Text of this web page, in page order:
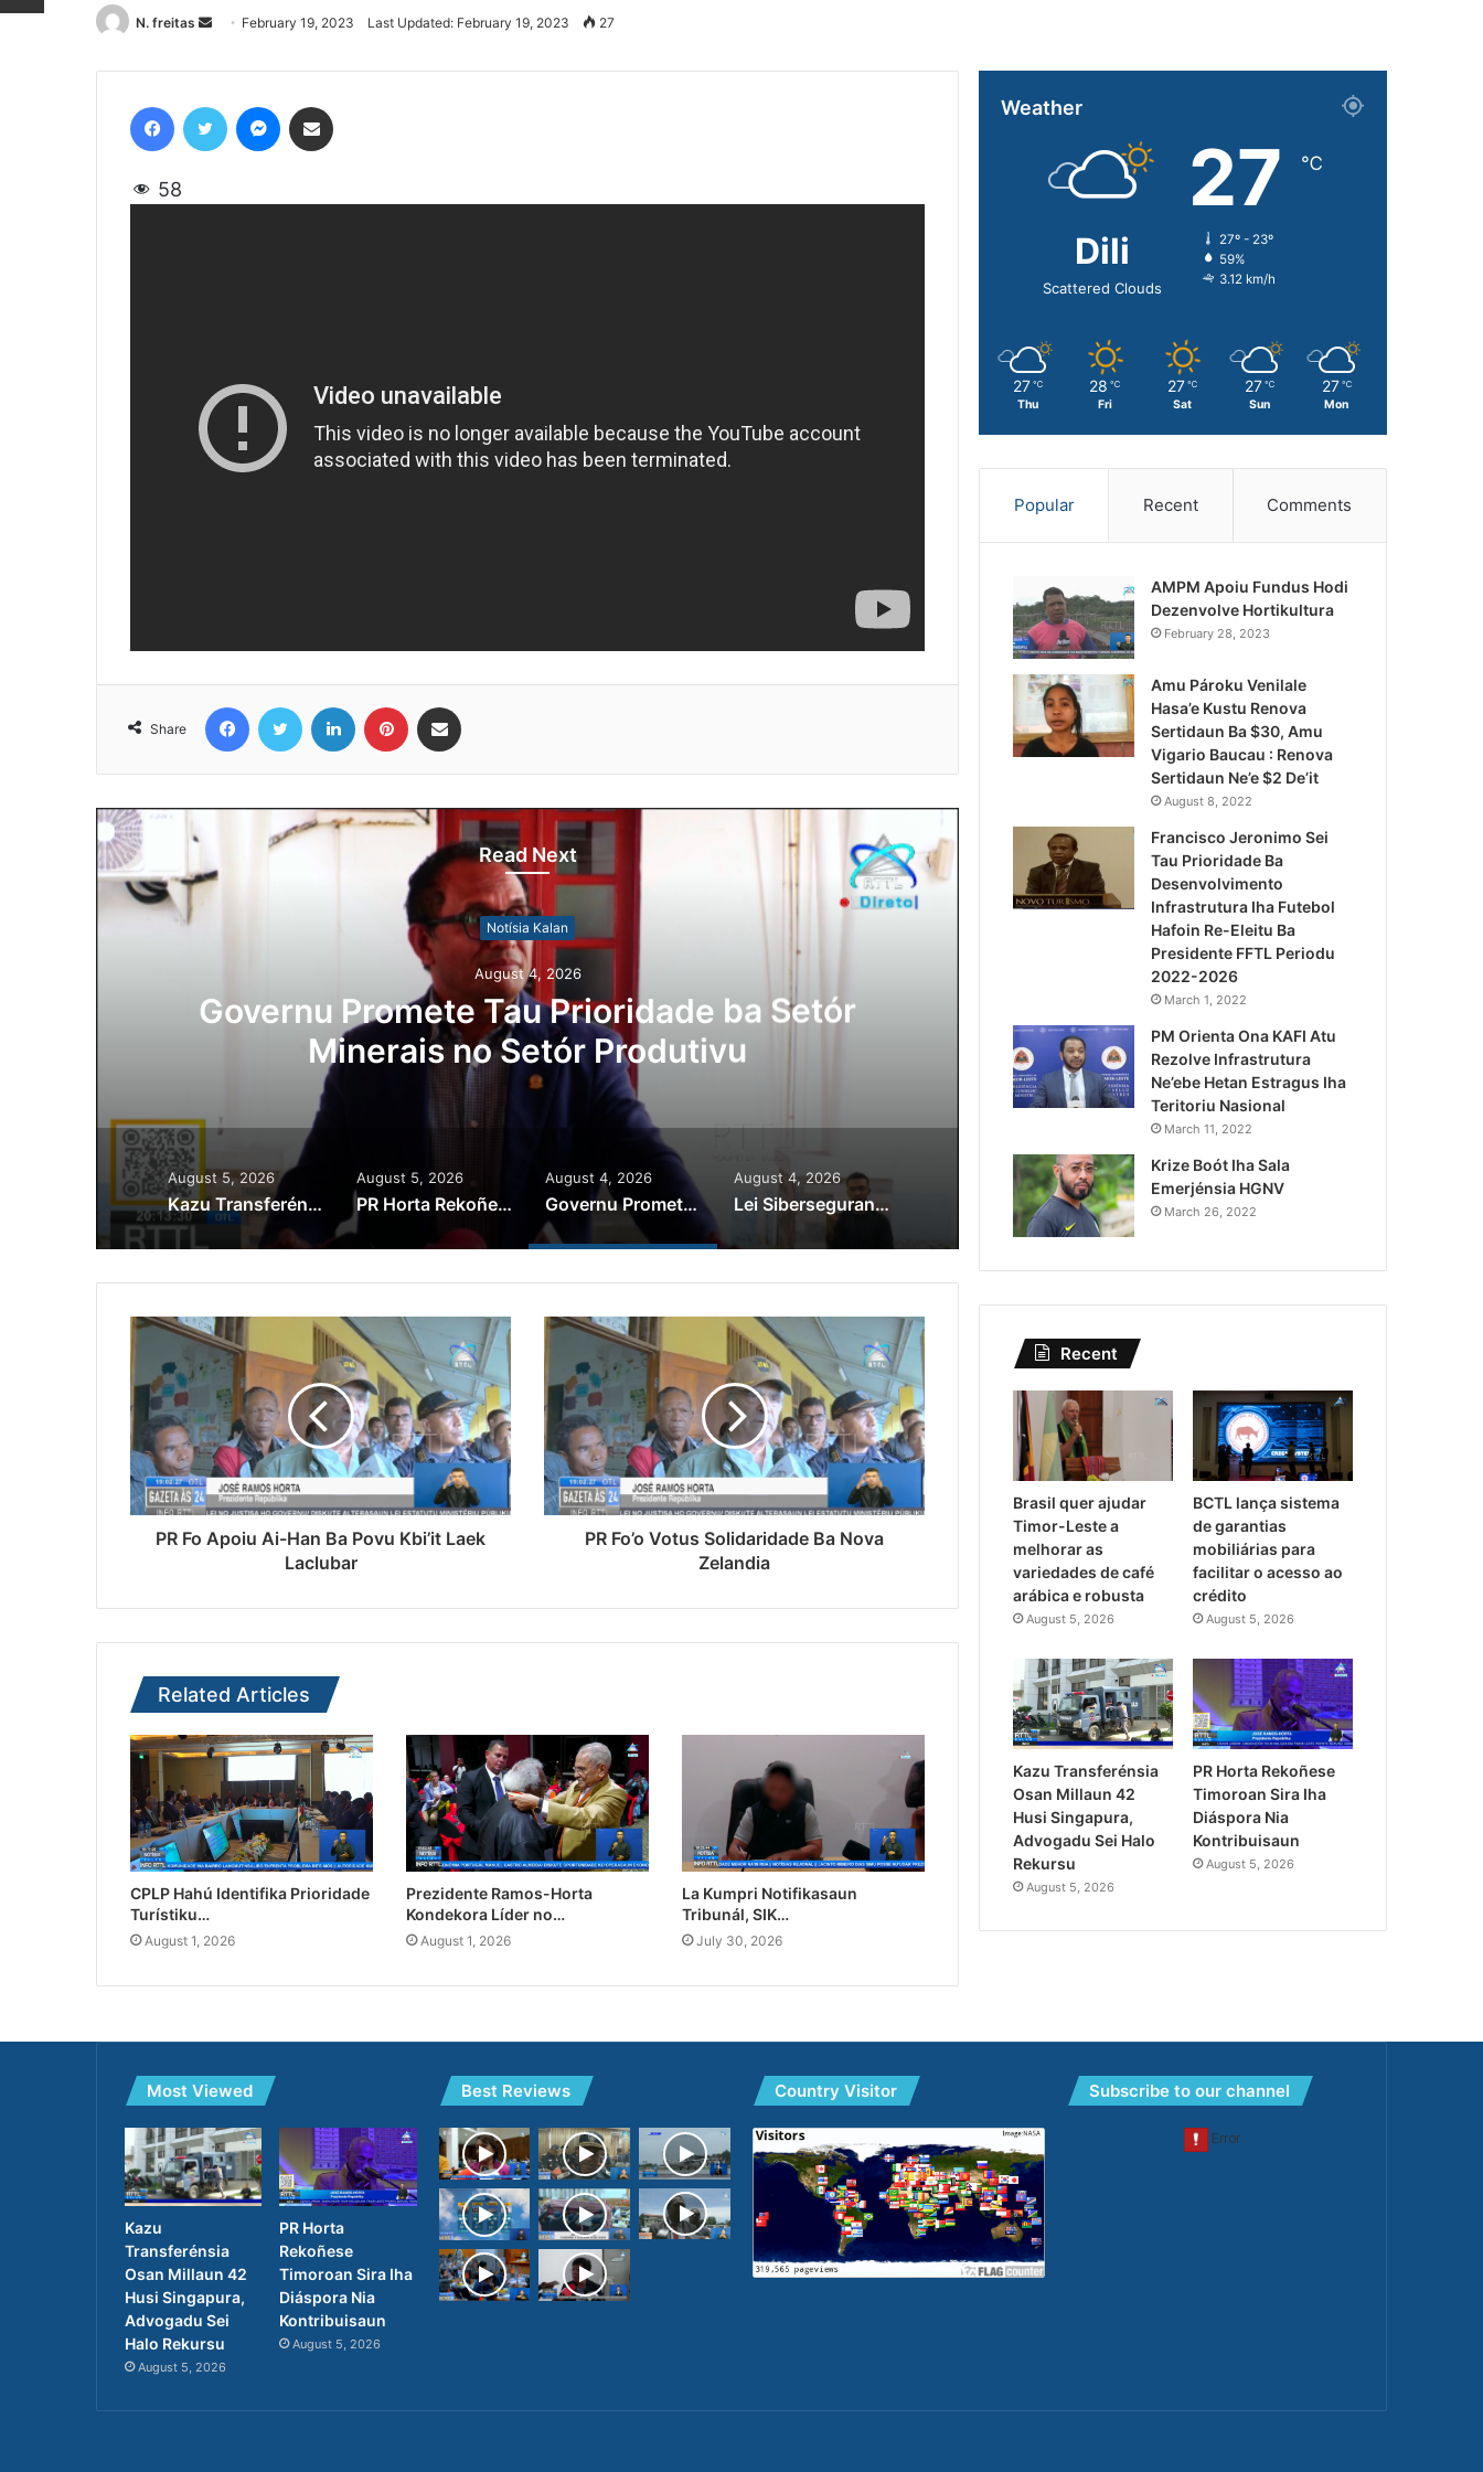
N. freitas
Send
email
February 19, 2023 Last Updated: February 19, 2023 27
58
Share
Read Next
Notísia Kalan
August 4, 2026
Governu Promete Tau Prioridade ba Setór
Minerais no Setór Produtivu
Lei Siberseguransa Ajuda
Kaptura Autór Kriminozu
Estranjeiru
August 5, 2026
Kazu Transferénsia Osan Millaun 42 Husi Singapura, Advogadu Sei Halo Rekursu
August 5, 2026
PR Horta Rekoñese Timoroan Sira Iha Diáspora Nia Kontribuisaun
August 4, 2026
Governu Promete Tau Prioridade ba Setór Minerais no Setór Produtivu
August 4, 2026
Lei Siberseguransa Ajuda Autoridade Polisiál Kaptura Autór Kriminozu ho Paradeiru Iha Estranjeiru
PR Fo Apoiu Ai-Han Ba Povu Kbi’it Laek
Laclubar
PR Fo’o Votus Solidaridade Ba Nova
Zelandia
Related Articles
CPLP Hahú Identifika Prioridade
Turístiku…
August 1, 2026
Prezidente Ramos-Horta
Kondekora Líder no…
August 1, 2026
La Kumpri Notifikasaun
Tribunál, SIK…
July 30, 2026
Weather
Dili
Scattered Clouds
27 ℃
27º - 23º
59%
3.12 km/h
27 ℃
Thu
28 ℃
Fri
27 ℃
Sat
27 ℃
Sun
27 ℃
Mon
Popular Recent Comments
AMPM Apoiu Fundus Hodi
Dezenvolve Hortikultura
February 28, 2023
Amu Pároku Venilale
Hasa’e Kustu Renova
Sertidaun Ba $30, Amu
Vigario Baucau : Renova
Sertidaun Ne’e $2 De’it
August 8, 2022
Francisco Jeronimo Sei
Tau Prioridade Ba
Desenvolvimento
Infrastrutura Iha Futebol
Hafoin Re-Eleitu Ba
Presidente FFTL Periodu
2022-2026
March 1, 2022
PM Orienta Ona KAFI Atu
Rezolve Infrastrutura
Ne’ebe Hetan Estragus Iha
Teritoriu Nasional
March 11, 2022
Krize Boót Iha Sala
Emerjénsia HGNV
March 26, 2022
Recent
Brasil quer ajudar
Timor-Leste a
melhorar as
variedades de café
arábica e robusta
August 5, 2026
BCTL lança sistema
de garantias
mobiliárias para
facilitar o acesso ao
crédito
August 5, 2026
Kazu Transferénsia
Osan Millaun 42
Husi Singapura,
Advogadu Sei Halo
Rekursu
August 5, 2026
PR Horta Rekoñese
Timoroan Sira Iha
Diáspora Nia
Kontribuisaun
August 5, 2026
Most Viewed
Kazu
Transferénsia
Osan Millaun 42
Husi Singapura,
Advogadu Sei
Halo Rekursu
August 5, 2026
PR Horta
Rekoñese
Timoroan Sira Iha
Diáspora Nia
Kontribuisaun
August 5, 2026
Best Reviews Country Visitor Subscribe to our channel